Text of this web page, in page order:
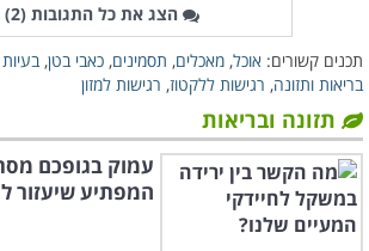
גודש באף וסינוסיטיס–
גם תסמינים של הצטננות, כגון
הצג את כל התגובות (2
)
תכנים קשורים: אוכל, מאכלים, תסמינים, כאבי בטן,
בריאות ותזונה, רגישות ללקטוז, רגישות למזון
תזונה ובריאות
עמוק בגופכם
המפתיע שיעזור